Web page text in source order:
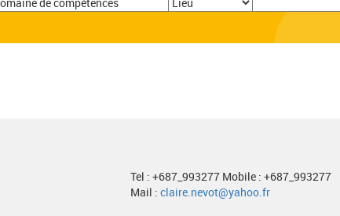
Tel : +687_993277 Mobile : +687_993277
Mail : claire.nevot@yahoo.fr